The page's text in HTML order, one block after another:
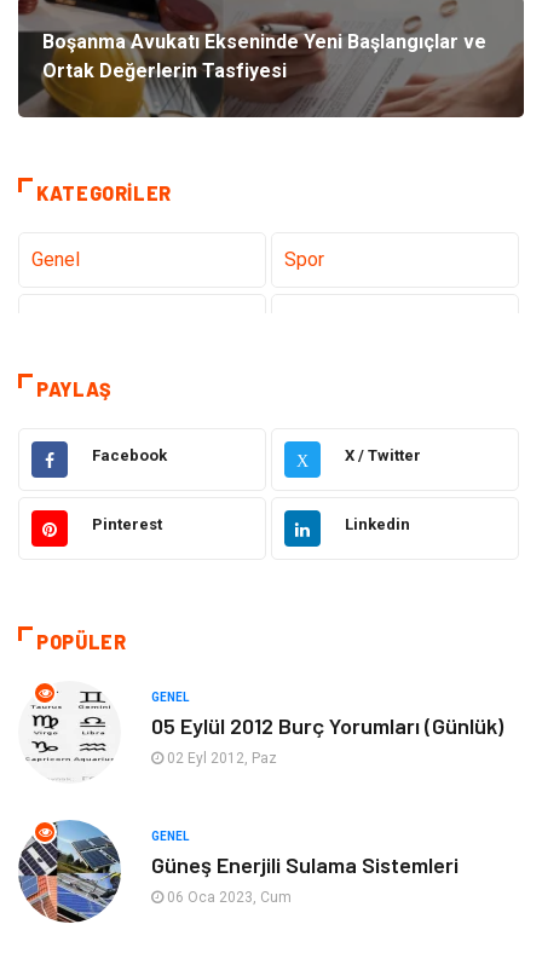
Boşanma Avukatı Ekseninde Yeni Başlangıçlar ve
Ortak Değerlerin Tasfiyesi
KATEGORILER
Genel Spor
Dünya'dan Haberler
Müzik İnternet
Ülkemizden Haberler Politika & Siyaset
Akıllı Telefon
Soru-Cevap
Ekonomi
Elektrik Elektronik
Tanıtıcı Reklam Alışveriş
PAYLAŞ
Facebook X X / Twitter
Pinterest Linkedin
POPÜLER
GENEL
05 Eylül 2012 Burç Yorumları (Günlük)
02 Eyl 2012, Paz
GENEL
Güneş Enerjili Sulama Sistemleri
06 Oca 2023, Cum